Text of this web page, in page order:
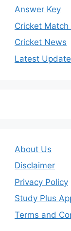
Answer Key
Cricket
Cricket News
Latest
About Us
Disclaimer
Privacy Policy
Study Plus
Terms and